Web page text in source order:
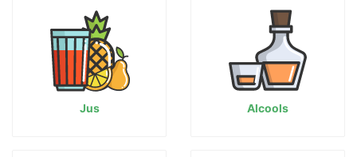
Jus Alcools